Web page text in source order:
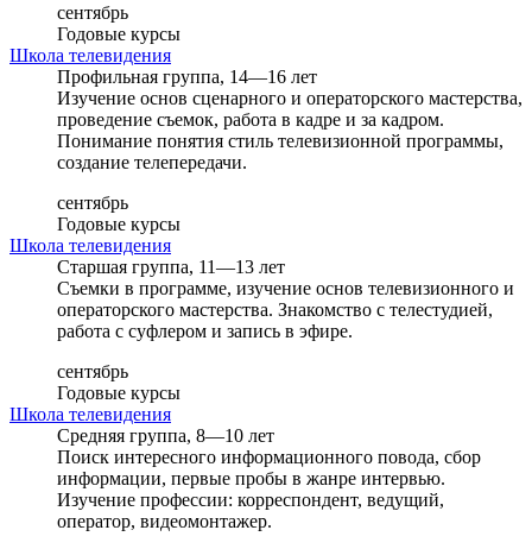
сентябрь
Годовые курсы
Школа телевидения
Профильная группа, 14—16 лет
Изучение основ сценарного и операторского мастерства,
проведение съемок, работа в кадре и за кадром.
Понимание понятия стиль телевизионной программы,
создание телепередачи.
сентябрь
Годовые курсы
Школа телевидения
Старшая группа, 11—13 лет
Съемки в программе, изучение основ телевизионного и
операторского мастерства. Знакомство с телестудией,
работа с суфлером и запись в эфире.
сентябрь
Годовые курсы
Школа телевидения
Средняя группа, 8—10 лет
Поиск интересного информационного повода, сбор
информации, первые пробы в жанре интервью.
Изучение профессии: корреспондент, ведущий,
оператор, видеомонтажер.